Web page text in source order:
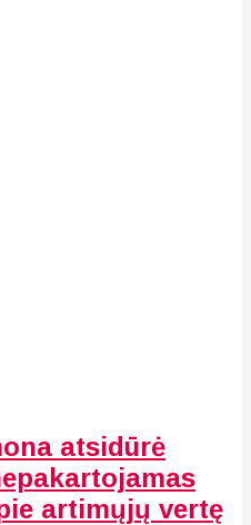
atsidūrė
artimųjų vertę